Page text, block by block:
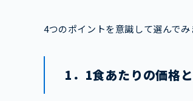
4つのポイントを意識して選んでみ
1．1食あたりの価格